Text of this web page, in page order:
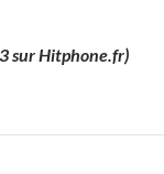
sur Hitphone.fr)